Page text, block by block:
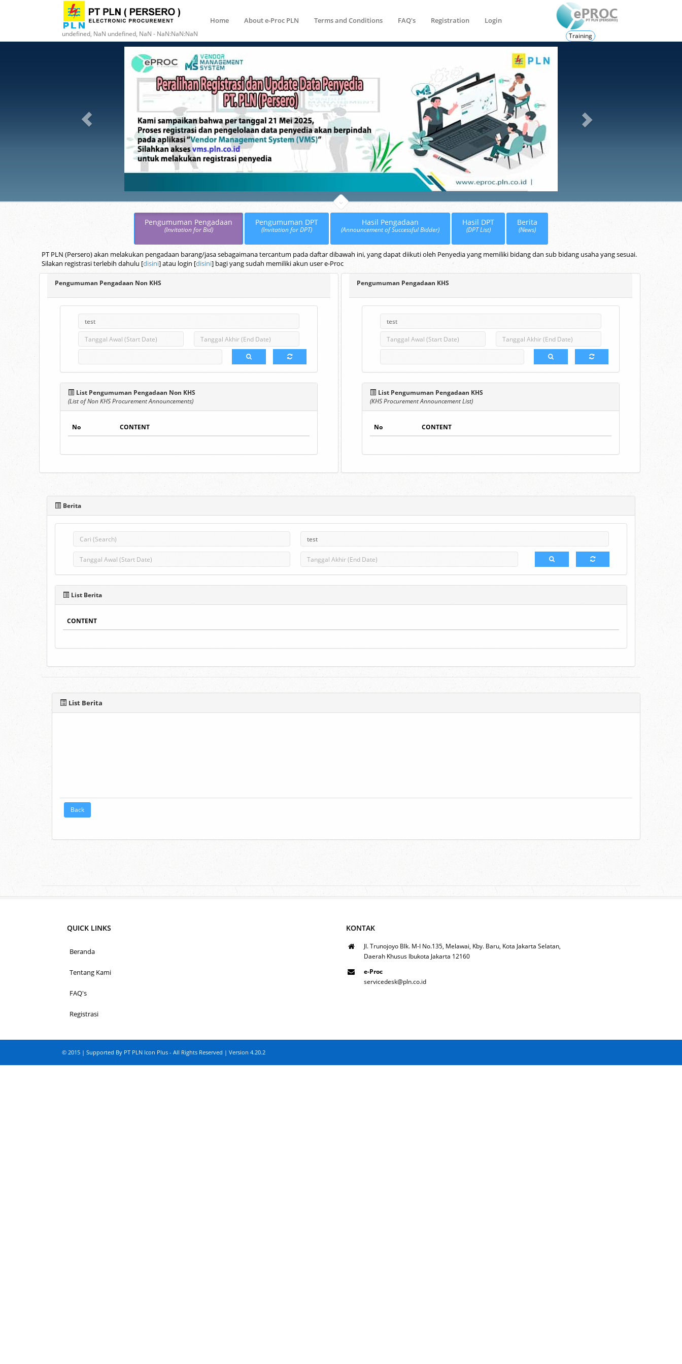
undefined, NaN undefined, NaN - NaN:NaN:NaN Training
Home About e-Proc PLN Terms and Conditions FAQ's Registration Login
Pengumuman Pengadaan
(Invitation for Bid)
Pengumuman DPT
(Invitation for DPT)
Hasil Pengadaan
(Announcement of Successful Bidder)
Hasil DPT
(DPT List)
Berita
(News)
PT PLN (Persero) akan melakukan pengadaan barang/jasa sebagaimana tercantum pada daftar dibawah ini, yang dapat diikuti oleh Penyedia yang memiliki bidang dan sub bidang usaha yang sesuai.
Silakan registrasi terlebih dahulu [disini] atau login [disini] bagi yang sudah memiliki akun user e-Proc
Pengumuman Pengadaan Non KHS
List Pengumuman Pengadaan Non KHS
(List of Non KHS Procurement Announcements)
No CONTENT
Pengumuman Pengadaan KHS
List Pengumuman Pengadaan KHS
(KHS Procurement Announcement List)
No CONTENT
Berita
List Berita
CONTENT
List Berita
Back
QUICK LINKS
Beranda
Tentang Kami
FAQ's
Registrasi
KONTAK
Jl. Trunojoyo Blk. M-I No.135, Melawai, Kby. Baru, Kota Jakarta Selatan,
Daerah Khusus Ibukota Jakarta 12160
e-Proc
servicedesk@pln.co.id
© 2015 | Supported By PT PLN Icon Plus - All Rights Reserved | Version 4.20.2